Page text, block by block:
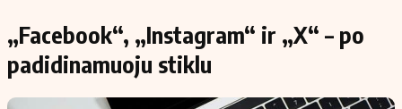
„Facebook“, „Instagram“ ir „X“ – po
padidinamuoju stiklu